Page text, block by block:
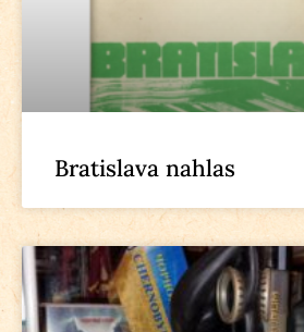
Bratislava nahlas